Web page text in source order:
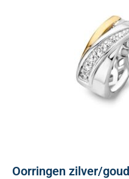
Oorringen zilver/